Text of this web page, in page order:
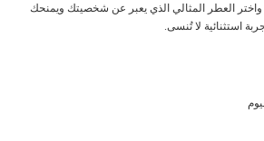
العطر المثالي الذي يعبر عن شخصيتك ويمنحك
استثنائية لا تُنسى.